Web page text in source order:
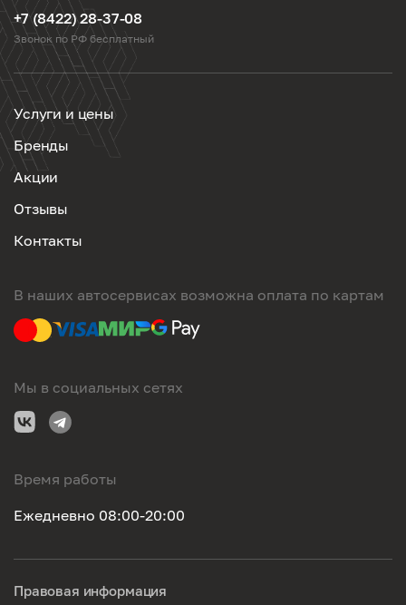
+7 (8422) 28-37-08
Звонок по РФ бесплатный
Услуги и цены
Бренды
Акции
Отзывы
Контакты
В наших автосервисах возможна оплата по картам
Мы в социальных сетях
Время работы
Ежедневно 08:00-20:00
Правовая информация